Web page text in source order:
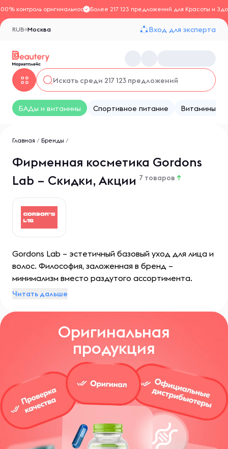
контроль оригинальностиБолее 217 123 предложений для Красоты и
Москва
RUB Вход для эксперта
БАДы и витамины Спортивное питание Витамины
Главная / Бренды /
Фирменная косметика Gordons
Lab – Скидки, Акции 7 товаров ↑
Gordons Lab – эстетичный базовый уход для лица и
волос. Философия, заложенная в бренд –
минимализм вместо раздутого ассортимента.
Принцип заключается в упрощении сложных
Читать дальше
Оригинальная
продукция